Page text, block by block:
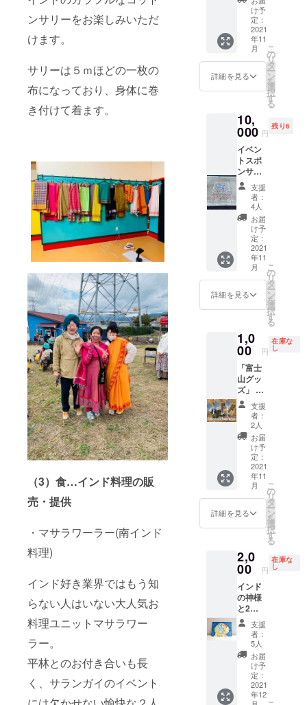
ンサリーをお楽しみいただ
けます。
サリーは５ｍほどの一枚の
布になっており、身体に巻
き付けて着ます。
（3）食…インド料理の販
売・提供
・マサラワーラー(南インド
料理)
インド好き業界ではもう知
らない人はいない大人気お
料理ユニットマサラワー
ラー。
平林とのお付き合いも長
く、サランガイのイベント
名をお
知らせ
くださ
い。
違いお
手入れ
不要
で、枯
れるこ
となく
美しさ
ること
もシャ
ボンフ
ラワー
の大き
な魅力
です。
大きさ
２８セ
ンチ程
度で
す。 こ
ちらは
送料込
みとな
りま
す。 ※
いただ
くこと
ができ
ません
がご了
承くだ
さい。
http://o
oki-
flower.c
om/
より 謹
製 鰯
の丸
煮 を
お届け
いたし
ます。
http://w
ww.kak
kirin.jp/i
washin
omarun
i.html
店主
の”想
い”と”
こだわ
り”を、
煮詰
め、丁
寧に仕
込んだ
「佳
肴 季
凛」の
”鰯の丸
切な方
へのご
贈答用
に、も
ちろん
ご自身
への贈
り物と
して
も、 ぜ
ひ召し
上がっ
て頂き
たい一
品で
す。 真
空パッ
凍する
だけ
ぐに召
し上が
れま
す。
419-
0201 静
岡県富
士市厚
原７６
５−１
「佳
け予
定：
2021
年11
月
詳細を見る
こ
の
リ
タ
ー
ン
を
選
択
す
る
10,
000 円
残り6
イベン
トスポ
ンサー
イベン
ト当日
配布の
パンフ
レッ
ト・プ
ログラ
ム及び
SNSに
て企業
名を記
載させ
ていた
す。 支
援時、
必ず備
考欄に
ご希望
のお名
前をご
記入く
ださ
い。 ※
記載を
ご希望
されな
い場合
はオプ
ション
にてお
支援
者：
4人
お届
け予
定：
2021
年11
月
詳細を見る
こ
の
リ
タ
ー
ン
を
選
択
す
る
1,0
00 円
在庫な
し
「富士
山グッ
ズ」 富
士市吉
原商店
街の富
士山専
門店
「東海
道表富
士」よ
り、お
すすめ
の富士
山グッ
ズをお
たしま
す。 富
士山お
むすび
海苔
１点 出
来立て
のおむ
すびに
巻くだ
けで、
富士山
おむす
びがで
支援
者：
2人
お届
け予
定：
2021
年11
月
詳細を見る
こ
の
リ
タ
ー
ン
を
選
択
す
る
2,0
00 円
在庫な
し
インド
の神様
と2
ショッ
トイラ
スト描
きます
インド
の神様
（シ
ヴァ
支援
者：
5人
お届
け予
定：
2021
年12